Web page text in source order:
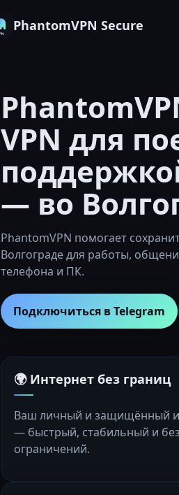
PhantomVPN Secure
VPN для
— во
PhantomVPN помогает
Волгограде для работы,
телефона и ПК.
Подключиться в Telegram
🌍 Интернет без границ
Ваш личный и защищённый
— быстрый, стабильный и без
ограничений.